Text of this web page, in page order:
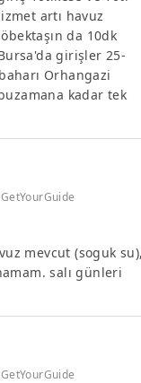
artı havuz
da 10dk
girişler 25-
Orhangazi
kadar tek
mevcut (soguk
salı günleri